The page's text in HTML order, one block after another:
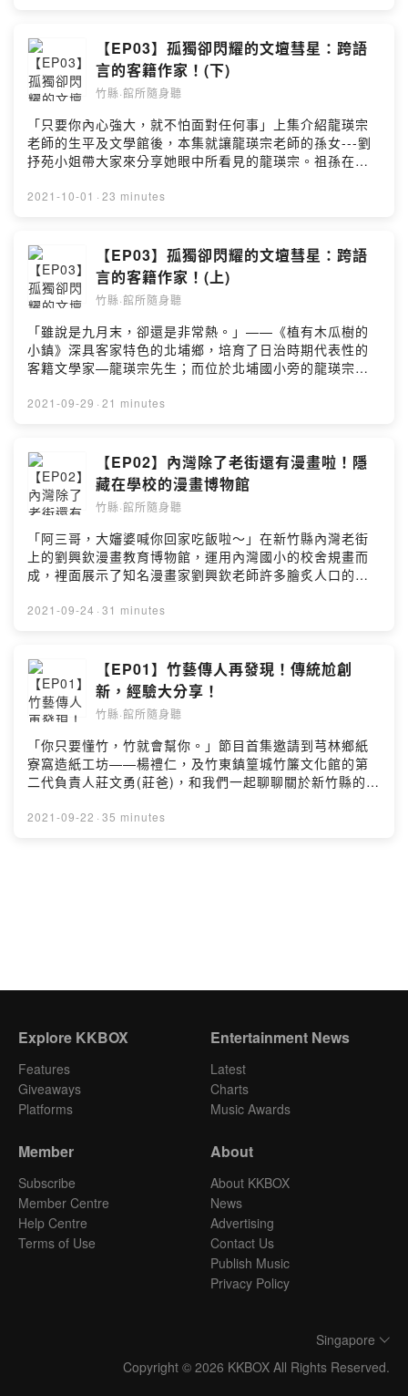
｜https://reurl.cc/KrAggm🎧 Apple Podcasts｜
https://reurl.cc/823mgb🎧 Google Podcasts｜
https://reurl.cc/ZjGx6g🎧 KKBOX｜
https://reurl.cc/95r8Kv🎧 Spotify｜
身聽 #每週三五 #Podcast準時更新#新竹縣史館Powered
by Firstory Hosting
火”，透過火把串連起秀巒山的龍脈，更串起在地居民的向
心力；搭配中元祭舉辦的殺豬公，將豬公改用豬撲滿，尊
重生命的同時也保留了傳統趣味。這一個又一個活動，不
僅讓在地人產生對家鄉的認同，對外也向一般民眾展現屬
於北埔獨特的鄉鎮文化，同時又兼具了承先啟後的新舊融
合、文化再造。本集節目，就讓我們透過北埔鄉大家長---
莊明增鄉長的介紹，一起認識不一樣的北埔，體驗正港老
街之美！【本集必聽重點！】▸▸ 身兼遊客服務中心的鄧南
光影像紀念館，隱藏功能究竟是?▸▸ “正月十五油笐火”畫面
味”藝”民祭，翻轉大家眼中禁忌，台版妖魔鬼怪COSPLAY
遊街行！📌 收聽平台連結🎧 Firstory｜
https://reurl.cc/KrAggm🎧 Apple Podcasts｜
https://reurl.cc/823mgb🎧 Google Podcasts｜
https://reurl.cc/95r8Kv🎧 Spotify｜
https://reurl.cc/Q69Qvb.#新竹縣地方文化館 #博遊竹縣
雲端漫遊 #竹縣館所隨身聽#北埔鄉 #新竹縣政府文化局 #
Hosting
【EP03】孤獨卻閃耀的文壇彗星：跨語
言的客籍作家！(下)
竹縣·館所隨身聽
「只要你內心強大，就不怕面對任何事」上集介紹龍瑛宗
老師的生平及文學館後，本集就讓龍瑛宗老師的孫女---劉
抒苑小姐帶大家來分享她眼中所看見的龍瑛宗。祖孫在相
又是什麼形象呢？看似沉默寡言的祖父，卻在許多文學投
衛，對於孫女們的教育一視同仁，也曾針對升學問題給出
精闢建議。而現今初成立的龍瑛宗文學館，面對接下來營
運的長期程規劃，身兼執行長及孫女的抒苑，又是如何傳
承祖父不輕易放棄的精神，為文學館下個階段的推展給予
深邃期待呢？今天的節目，邀請大家一起來聽聽龍瑛宗祖
孫之間的互動相處及文學館的未來走向吧！【本集必聽重
點！】▸▸ 你所不知道的龍瑛宗，從孫女眼中看見祖父的創
作底蘊與硬頸精神。▸▸ 觀念超新穎的劉式教育方針，明珠
聽了都說讚！▸▸ 龍瑛宗文學館的未來期望與發展，產學合
https://reurl.cc/823mgb🎧 Google Podcasts｜
https://reurl.cc/ZjGx6g🎧 KKBOX｜
https://reurl.cc/95r8Kv🎧 Spotify｜
https://reurl.cc/Q69Qvb#您的聲音館所已上線 #本集知識
#Podcast準時更新#龍瑛宗文學館Powered by Firstory
Hosting
2021-10-01 · 23 minutes
【EP03】孤獨卻閃耀的文壇彗星：跨語
言的客籍作家！(上)
竹縣·館所隨身聽
「雖說是九月末，卻還是非常熱。」——《植有木瓜樹的
小鎮》深具客家特色的北埔鄉，培育了日治時期代表性的
客籍文學家—龍瑛宗先生；而位於北埔國小旁的龍瑛宗文
瑛宗，本名劉榮宗，1911年出生，於1930年代步入文壇，
的無力與哀傷，以日文方式寫下諸多文學創作，憑藉1937
年發表的處女作《植有木瓜樹的小鎮》，獲得日本知名文
藝雜誌《改造》的小說佳作推薦獎，一鳴驚人，成為當時
台灣第一位進軍日本文壇的客籍作家。本集節目，特別邀
請國立清華大學台文所的王惠珍老師，以及龍瑛宗文學藝
術教育基金會執行長，也是龍瑛宗先生的孫女---劉抒苑小
姐，一同來分享他們眼中的龍瑛宗先生，以及推動龍瑛宗
文學館成立的心路歷程。【本集必聽重點！】▸▸ 惠珍老師
上課啦！龍瑛宗先生生平大揭密！▸▸ 爆炸性的創作能量，
📌 收聽平台連結🎧 Firstory｜https://reurl.cc/KrAggm🎧
Apple Podcasts｜https://reurl.cc/823mgb🎧 Google
Podcasts｜https://reurl.cc/ZjGx6g🎧 KKBOX｜
https://reurl.cc/95r8Kv🎧 Spotify｜
含量很高#新竹縣地方文化館 #竹縣館所隨身聽 #每週三五
#Podcast準時更新#龍瑛宗文學館Powered by Firstory
Hosting
2021-09-29 · 21 minutes
【EP02】內灣除了老街還有漫畫啦！隱
藏在學校的漫畫博物館
竹縣·館所隨身聽
「阿三哥，大嬸婆喊你回家吃飯啦～」在新竹縣內灣老街
上的劉興欽漫畫教育博物館，運用內灣國小的校舍規畫而
成，裡面展示了知名漫畫家劉興欽老師許多膾炙人口的作
分享如何將「學校」與「漫畫」兩個看似衝突的元素相輔
夠羨慕啦）究竟劉興欽漫畫教育博物館裡藏有什麼樣多元
的展示？又是什麼樣有趣的教材讓明珠驚呼連連？！ 這個
禮拜五，就讓我們一起進入劉興欽漫畫教育博物館當中，
好好一探究竟吧！【本集必聽重點！】▸▸ 斜槓人生的先
驅，國寶大師多元身份揭秘！▸▸ 劉興欽老師的畫作其實是
心靈雞湯？▸▸ 迷你小學才有的福利，可以畫漫畫又做動
畫，超級多元的課程內容！▸▸ 線上就能逛展館，漫畫博物
館VR虛擬實境大揭密！▸▸ 學校與內灣老街的合作，致力推
廣在地文化教育！【收聽平台連結】Firstory｜
2021-09-24 · 31 minutes
【EP01】竹藝傳人再發現！傳統尬創
新，經驗大分享！
竹縣·館所隨身聽
「你只要懂竹，竹就會幫你。」節目首集邀請到芎林鄉紙
寮窩造紙工坊——楊禮仁，及竹東鎮篁城竹簾文化館的第
二代負責人莊文勇(莊爸)，和我們一起聊聊關於新竹縣的
守護了先人對這塊土地的情感，並承接竹子所發展出的工
https://reurl.cc/ZjGx6gKKBOX｜
https://reurl.cc/Q69Qvb#新竹縣地方文化館 #竹縣館所隨
身聽 #每週三五 #Podcast準時更新#紙寮窩造紙工坊 #簧
城竹簾文化館Powered by Firstory Hosting
2021-09-22 · 35 minutes
Explore KKBOX
Features
Giveaways
Platforms
Entertainment News
Latest
Charts
Music Awards
Member
Subscribe
Member Centre
Help Centre
Terms of Use
About
About KKBOX
News
Advertising
Contact Us
Publish Music
Privacy Policy
Singapore
Copyright © 2026 KKBOX All Rights Reserved.